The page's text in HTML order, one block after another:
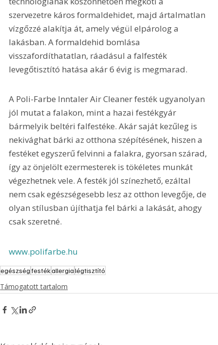
szervezetre káros formaldehidet, majd ártalmatlan
vízgőzzé alakítja át, amely végül elpárolog a
lakásban. A formaldehid bomlása
visszafordíthatatlan, ráadásul a falfesték
levegőtisztító hatása akár 6 évig is megmarad.
A Poli-Farbe Inntaler Air Cleaner festék ugyanolyan
jól mutat a falakon, mint a hazai festékgyár
bármelyik beltéri falfestéke. Akár saját kezűleg is
nekivághat bárki az otthona szépítésének, hiszen a
festéket egyszerű felvinni a falakra, gyorsan szárad,
így az önjelölt ezermesterek is tökéletes munkát
végezhetnek vele. A festék jól színezhető, ezáltal
nem csak egészségesebb lesz az otthon levegője, de
olyan stílusban újíthatja fel bárki a lakását, ahogy
csak szeretné.
www.polifarbe.hu
egészségfestékallergialégtisztító
Támogatott tartalom